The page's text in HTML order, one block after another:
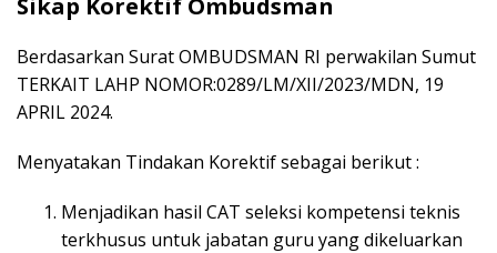
Berdasarkan Surat OMBUDSMAN RI perwakilan Sumut
TERKAIT LAHP NOMOR:0289/LM/XII/2023/MDN, 19
APRIL 2024.
Menyatakan Tindakan Korektif sebagai berikut :
Menjadikan hasil CAT seleksi kompetensi teknis
terkhusus untuk jabatan guru yang dikeluarkan